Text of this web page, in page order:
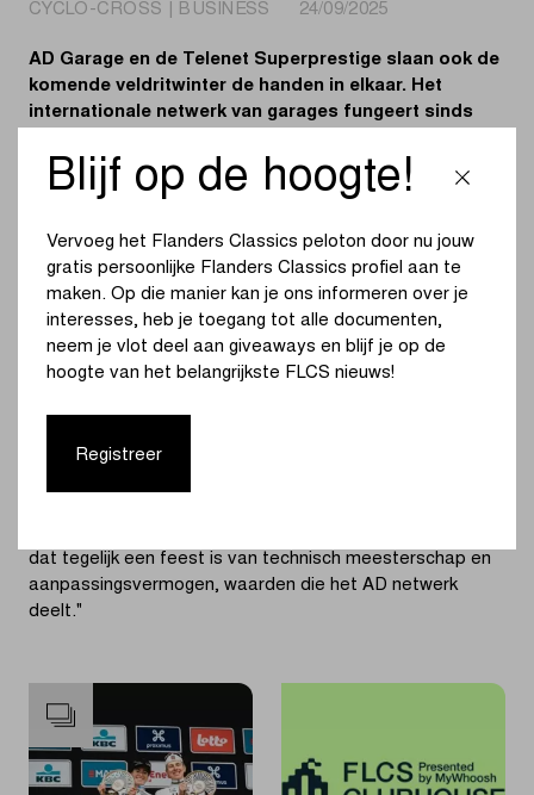
CYCLO-CROSS | BUSINESS 24/09/2025
AD Garage en de Telenet Superprestige slaan ook de
komende veldritwinter de handen in elkaar. Het
internationale netwerk van garages fungeert sinds
regelmatigheidscriterium in de veldritsport.
mechanica en bieden een complete reparatieservice aan
alle klanten, ongeacht merk, model of leeftijd van het
voertuig. Ze verzorgen zolwe periodiek onderhoud als
meer technische interventies volgens de exacte
specificaties van het merk, zonder enig risico de
fabrieksgarantie te verliezen. Vandaag de dag bestaan er
Pascale Curias, Group Marketing Director
dat tegelijk een feest is van technisch meesterschap en
aanpassingsvermogen, waarden die het AD netwerk
deelt."
Blijf op de hoogte!
Vervoeg het Flanders Classics peloton door nu jouw
gratis persoonlijke Flanders Classics profiel aan te
maken. Op die manier kan je ons informeren over je
interesses, heb je toegang tot alle documenten,
neem je vlot deel aan giveaways en blijf je op de
hoogte van het belangrijkste FLCS nieuws!
Registreer